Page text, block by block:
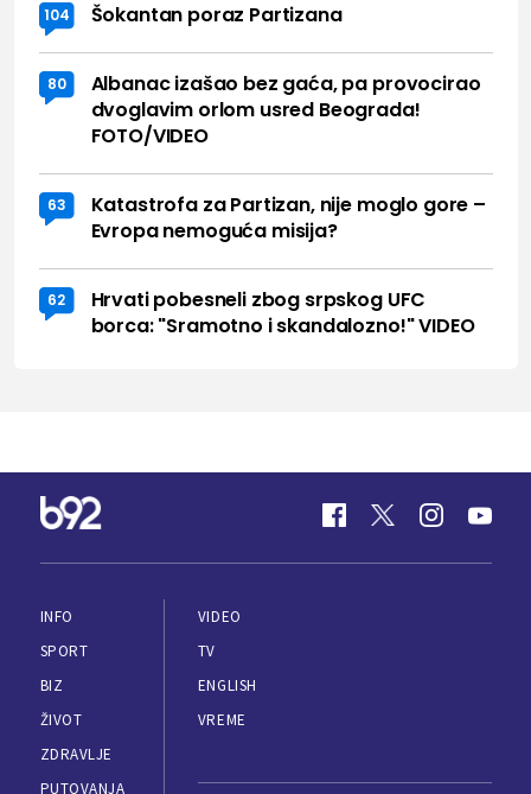
104 Šokantan poraz Partizana
80
Albanac izašao bez gaća, pa provocirao
dvoglavim orlom usred Beograda!
FOTO/VIDEO
63
Katastrofa za Partizan, nije moglo gore –
Evropa nemoguća misija?
62
Hrvati pobesneli zbog srpskog UFC
borca: "Sramotno i skandalozno!" VIDEO
INFO
SPORT
BIZ
ŽIVOT
ZDRAVLJE
PUTOVANJA
VIDEO
TV
ENGLISH
VREME